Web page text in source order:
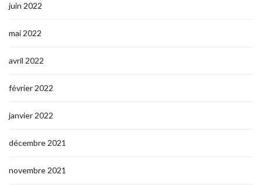
juin 2022
mai 2022
avril 2022
février 2022
janvier 2022
décembre 2021
novembre 2021